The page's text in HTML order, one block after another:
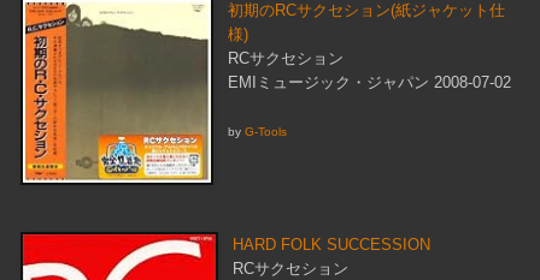
初期のRCサクセション(紙ジャケット仕
様)
RCサクセション
EMIミュージック・ジャパン 2008-07-02
by G-Tools
HARD FOLK SUCCESSION
RCサクセション